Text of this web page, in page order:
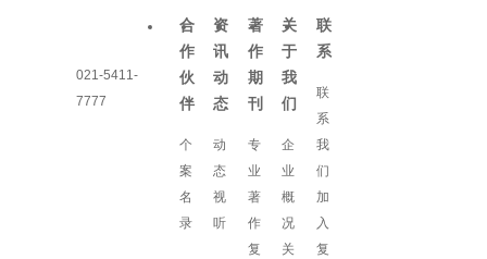
021-5411-
7777
合
作
伙
伴
个
案
名
录
资
讯
动
态
动
态
视
听
著
作
期
刊
专
业
著
作
复
关
于
我
们
企
业
概
况
关
联
系
联
系
我
们
加
入
复